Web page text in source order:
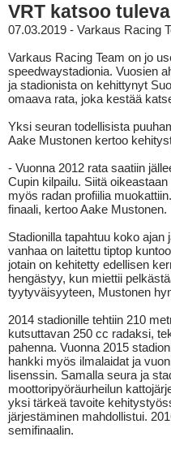
VRT katsoo
07.03.2019 - Varkaus Racing
Varkaus Racing Team on jo
speedwaystadionia. Vuosien
ja stadionista on kehittynyt
omaava rata, joka kestää
Yksi seuran todellisista
Aake Mustonen kertoo
- Vuonna 2012 rata saatiin
Cupin kilpailu. Siitä
myös radan profiilia
finaali, kertoo Aake Mustonen.
Stadionilla tapahtuu koko
vanhaa on laitettu tiptop
jotain on kehitetty edellisen
hengästyy, kun miettii
tyytyväisyyteen, Mustonen
2014 stadionille tehtiin 210
kutsuttavan 250 cc radaksi,
pahenna. Vuonna 2015
hankki myös ilmalaidat ja
lisenssin. Samalla seura ja
moottoripyöräurheilun
yksi tärkeä tavoite
järjestäminen mahdollistui.
semifinaalin.